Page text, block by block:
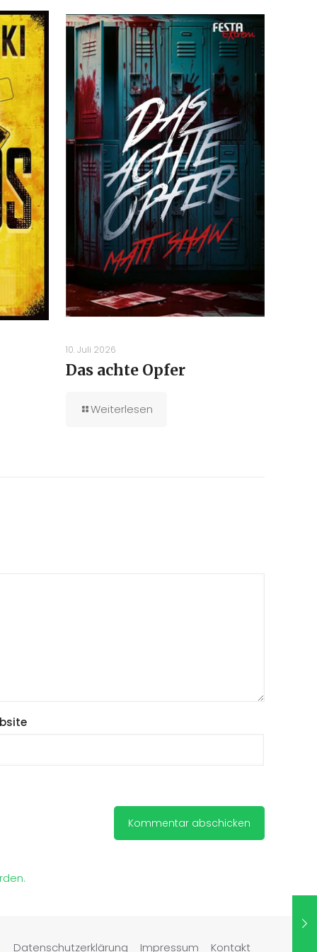
10. Juli 2026
Das achte Opfer
Weiterlesen
Datenschutzerklärung Impressum Kontakt